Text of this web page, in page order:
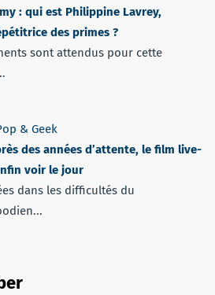
: qui est Philippine Lavrey,
des primes ?
sont attendus pour cette
& Geek
des années d’attente, le film live-
voir le jour
dans les difficultés du